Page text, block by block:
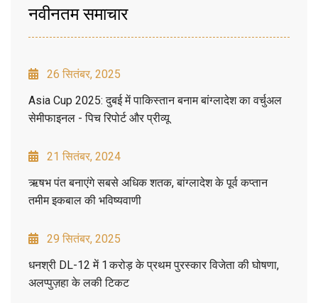
नवीनतम समाचार
26 सितंबर, 2025
Asia Cup 2025: दुबई में पाकिस्तान बनाम बांग्लादेश का वर्चुअल
सेमीफाइनल - पिच रिपोर्ट और प्रीव्यू
21 सितंबर, 2024
ऋषभ पंत बनाएंगे सबसे अधिक शतक, बांग्लादेश के पूर्व कप्तान
तमीम इकबाल की भविष्यवाणी
29 सितंबर, 2025
धनश्री DL-12 में 1 करोड़ के प्रथम पुरस्कार विजेता की घोषणा,
अलप्पुज़हा के लकी टिकट